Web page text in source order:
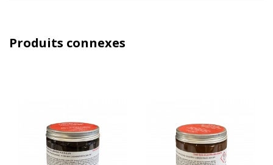
Produits connexes